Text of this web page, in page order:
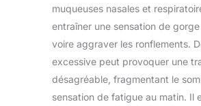
muqueuses nasales et
entraîner une sensation de gorge
voire aggraver les ronflements.
excessive peut provoquer une
désagréable, fragmentant le
sensation de fatigue au matin. Il